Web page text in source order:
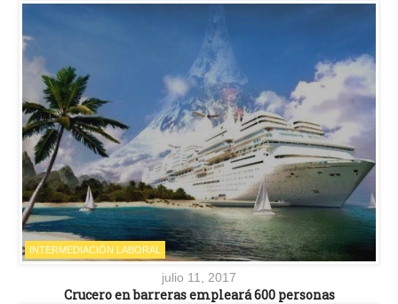
INTERMEDIACIÓN LABORAL
julio 11, 2017
Crucero en barreras empleará 600 personas